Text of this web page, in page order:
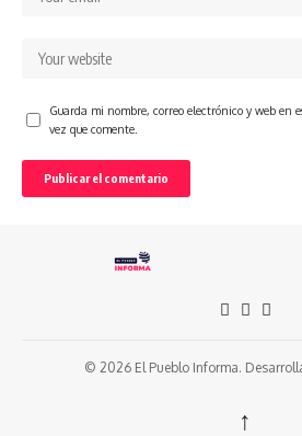
Guarda mi nombre, correo electrónico y web en
vez que comente.
© 2026 El Pueblo Informa.
↑